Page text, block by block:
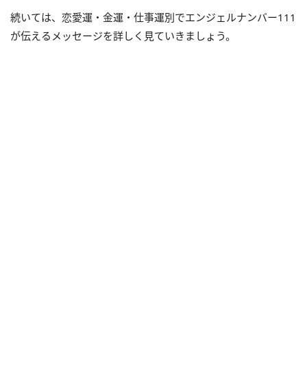
続いては、恋愛運・金運・仕事運別でエンジェルナンバー111
が伝えるメッセージを詳しく見ていきましょう。